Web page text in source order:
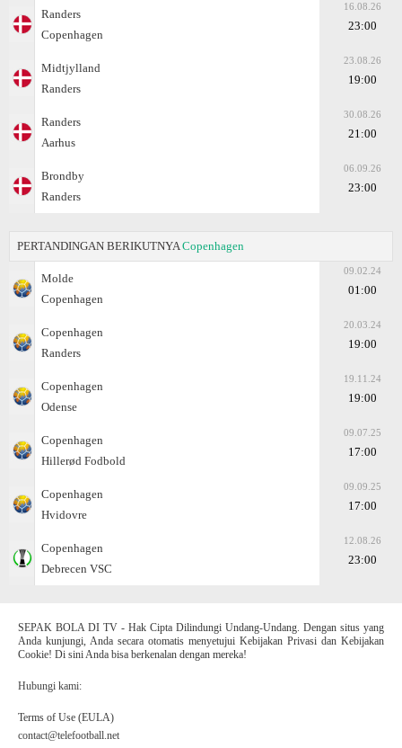
Randers
Copenhagen
16.08.26
23:00
Midtjylland
Randers
23.08.26
19:00
Randers
Aarhus
30.08.26
21:00
Brondby
Randers
06.09.26
23:00
PERTANDINGAN BERIKUTNYA Copenhagen
Molde
Copenhagen
09.02.24
01:00
Copenhagen
Randers
20.03.24
19:00
Copenhagen
Odense
19.11.24
19:00
Copenhagen
Hillerød Fodbold
09.07.25
17:00
Copenhagen
Hvidovre
09.09.25
17:00
Copenhagen
Debrecen VSC
12.08.26
23:00
SEPAK BOLA DI TV - Hak Cipta Dilindungi Undang-Undang. Dengan situs yang
Anda kunjungi, Anda secara otomatis menyetujui Kebijakan Privasi dan Kebijakan
Cookie! Di sini Anda bisa berkenalan dengan mereka!
Hubungi kami:
Terms of Use (EULA)
contact@telefootball.net